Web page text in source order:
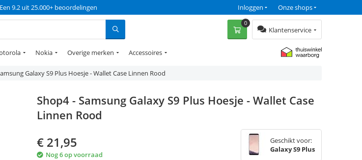
Een 9.2 uit 25.000+ beoordelingen Onze shops
Inloggen
Klantenservice
0
Nokia Overige merken Accessoires
Galaxy S9 Plus Hoesje - Wallet Case Linnen Rood
Shop4 - Samsung Galaxy S9 Plus Hoesje - Wallet Case
Linnen Rood
€ 21,95
Nog 6 op voorraad
Geschikt voor:
Galaxy S9 Plus